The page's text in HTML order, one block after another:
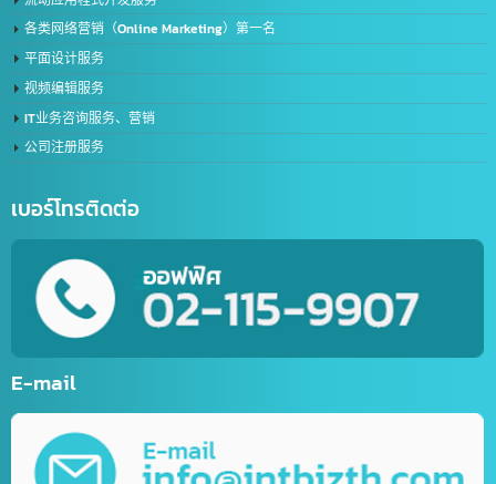
进出口服务
Line公众号创建服务
在线聊天机器人创建服务（LINE Chat Bot）
体育网站服务
网上商店网站开发服务
流动应用程式开发服务
各类网络营销（Online Marketing）第一名
平面设计服务
视频编辑服务
IT业务咨询服务、营销
公司注册服务
เบอร์โทรติดต่อ